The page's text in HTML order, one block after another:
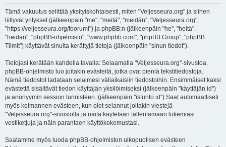
Tämä vakuutus selittää yksityiskohtaisesti, miten "Veljesseura.org" ja siihen
liittyvät yritykset (jälkeenpäin "me", "meitä", "meidän", "Veljesseura.org",
"https://veljesseura.org/foorumi") ja phpBB:n (jälkeenpäin "he", "heitä",
"heidän", "phpBB-ohjelmisto", "www.phpbb.com", "phpBB Group", "phpBB
Tiimit") käyttävät sinulta kerättyjä tietoja (jälkeenpäin "sinun tiedot").
Tietojasi kerätään kahdella tavalla: Selaamalla "Veljesseura.org"-sivustoa.
phpBB-ohjelmisto luo joitakin evästeitä, jotka ovat pieniä tekstitiedostoja.
Nämä tiedostot ladataan selaimesi väliaikaisiin tiedostoihin. Ensimmäiset kaksi
evästettä sisältävät tiedon käyttäjän yksilöimiseksi (jälkeenpäin "käyttäjän id")
ja anonyymin session tunnisteen. (jälkeenpäin "istunto id") Saat automaattiseti
myös kolmannen evästeen, kun olet selannut joitakin viestejä
"Veljesseura.org"-sivustolla ja näitä käytetään tallentamaan lukemiasi
vestiketjuja ja näin parantaen käyttökokemustasi.
Saatamme myös luoda phpBB-ohjelmiston ulkopuolisen evästeen